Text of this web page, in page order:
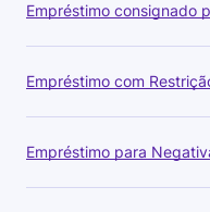
Empréstimo consignado
Empréstimo com
Empréstimo para